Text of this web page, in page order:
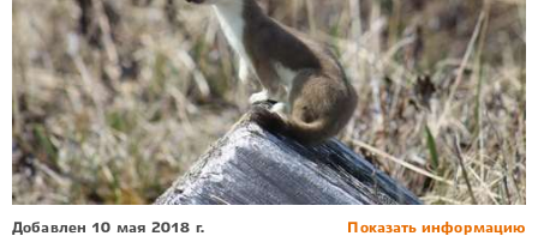
Показать информацию
Добавлен 10 мая 2018 г.